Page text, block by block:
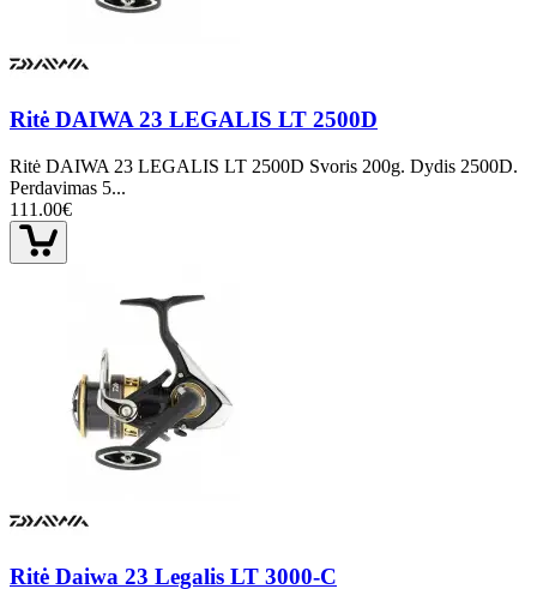
Ritė DAIWA 23 LEGALIS LT 2500D
Ritė DAIWA 23 LEGALIS LT 2500D Svoris 200g. Dydis 2500D.
Perdavimas 5...
111.00€
Ritė Daiwa 23 Legalis LT 3000-C